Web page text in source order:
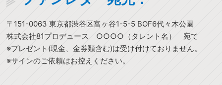
〒151-0063 東京都渋谷区富ヶ谷1-5-5 BOF6代々木公園
株式会社81プロデュース ○○○○（タレント名） 宛て
※プレゼント(現金、金券類含む)は受け付けておりません。
※サインのご依頼はお控えください。